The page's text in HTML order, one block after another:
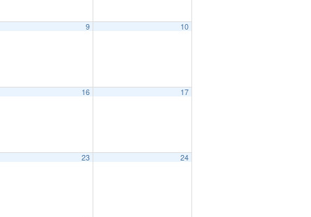
9 10
16 17
23 24